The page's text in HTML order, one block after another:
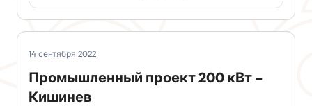
14 сентября 2022
Промышленный проект 200 кВт –
Кишинев